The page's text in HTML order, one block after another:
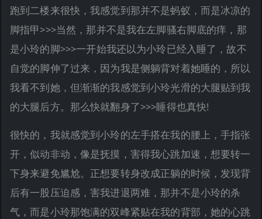
跑到二楼来很快，我感觉到那并不是蚂蚁，而是冰凉的
脚指甲>>>当然，那并不是我在左脚骚右脚底的痒，那
是小玲的脚>>>一开始我还以为小玲已经入睡了，故不
自觉的脚伸了过来，因为我是侧躺背对着她睡的，所以
我看不到她，但渐渐的我感觉到小玲光滑的大腿贴到我
的大腿后方。那么快就翻身了>>>睡得也真快!
很快的，我就感觉到小玲的左手搭在我的腰上，手指张
开，似动非动，像是抚摸，害得我心跳加速，想要转一
下身来避免尴尬。正想要转身改成正躺的时候，发现背
后有一股压迫感，害我进退两难，那并不是小玲的杀
气，而是小玲那饱满的双峰紧贴在我的背部，她的心跳